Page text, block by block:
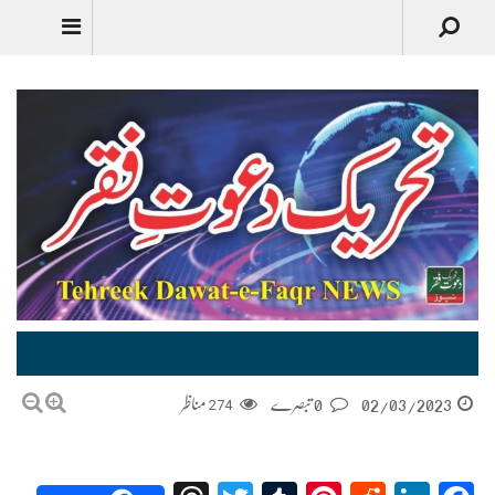
02/03/2023
274 مناظر